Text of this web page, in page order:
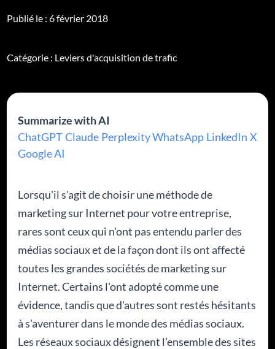
Publié le : 6 février 2018
Catégorie : Leviers d'acquisition de trafic
Summarize with AI
ChatGPTClaude PerplexityWhatsApp LinkedIn X
Google AI
Lorsqu'il s'agit de choisir une méthode de
marketing sur Internet pour votre entreprise,
rares sont ceux qui n'ont pas entendu parler des
médias sociaux et de la façon dont ils ont affecté
toutes les grandes sociétés de marketing sur
Internet. Certains l'ont adopté comme une
évidence, tandis que d'autres sont restés hésitants
à s'aventurer dans le monde des médias sociaux.
Les réseaux sociaux désignent l’ensemble des sites